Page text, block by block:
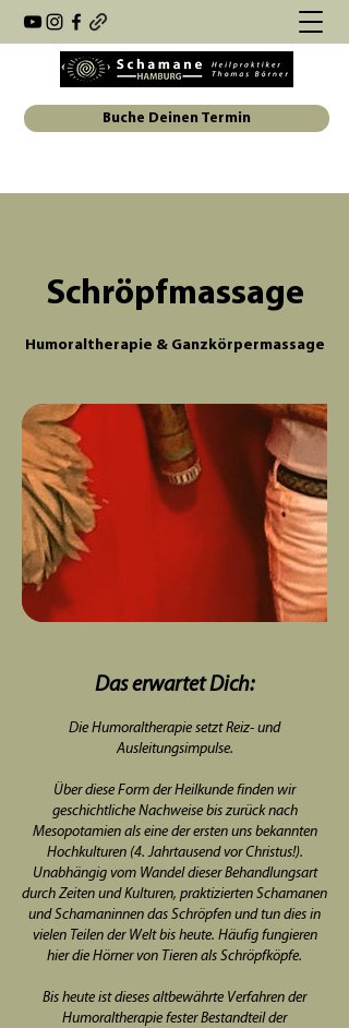
Buche Deinen Termin
Schröpfmassage
Humoraltherapie & Ganzkörpermassage
Das erwartet Dich:
Die Humoraltherapie setzt Reiz- und
Ausleitungsimpulse.
Über diese Form der Heilkunde finden wir
geschichtliche Nachweise bis zurück nach
Mesopotamien als eine der ersten uns bekannten
Hochkulturen (4. Jahrtausend vor Christus!).
Unabhängig vom Wandel dieser Behandlungsart
durch Zeiten und Kulturen, praktizierten Schamanen
und Schamaninnen das Schröpfen und tun dies in
vielen Teilen der Welt bis heute. Häufig fungieren
hier die Hörner von Tieren als Schröpfköpfe.
Bis heute ist dieses altbewährte Verfahren der
Humoraltherapie fester Bestandteil der